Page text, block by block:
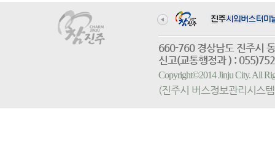
660-760 경상남도 진
신고(교통행정과 ) :
Copyright©2014 Jinju City. All
(진주시 버스정보관리시스